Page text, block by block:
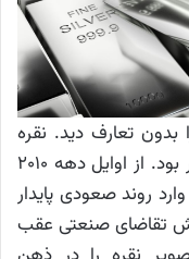
بدون تعارف دید. نقره
سال‌ها در یک محدوده فرسایشی گرفتار بود. از اوایل دهه ۲۰۱۰
کرد وارد روند صعودی پایدار
تقاضای صنعتی عقب